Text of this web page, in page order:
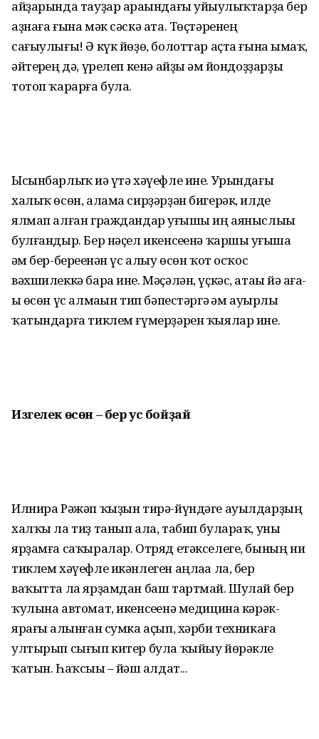
айҙарында тауҙар араһындағы уйһыулыҡ­тарҙа бер
аҙнаға ғына мәк сәскә ата. Төҫтәренең
сағыулығы! Ә күк йөҙө, болоттар аҫта ғына һымаҡ,
әйтерһең дә, үрелеп кенә айҙы һәм йондоҙҙарҙы
тотоп ҡарарға була.
Ысынбарлыҡ иһә үтә хәүефле ине. Урындағы
халыҡ өсөн, алама сирҙәрҙән бигерәк, илде
ялмап алған граждандар һуғышы иң аяныслыһы
булғандыр. Бер нәҫел икенсеһенә ҡаршы һу­ғыша
һәм бер-береһенән үс алыу өсөн ҡот осҡос
вәхшилеккә бара ине. Мәҫәлән, үҫкәс, атаһы йә аға­
һы өсөн үс алмаһын тип бәпестәргә һәм ауырлы
ҡатын­дарға тиклем ғүмерҙәрен ҡыялар ине.
Изгелек өсөн –бер ус бойҙай
Илнира Рәжәп ҡыҙын тирә-йүндәге ауылдарҙың
халҡы ла тиҙ танып ала, табип булараҡ, уны
ярҙамға саҡыралар. Отряд етәкселеге, бының ни
тиклем хәүефле икәнлеген аңлаһа ла, бер
ваҡытта ла ярҙамдан баш тартмай. Шулай бер
ҡулына автомат, икенсеһенә медицина кәрәк-
ярағы һалынған сумка аҫып, хәрби техникаға
ултырып сығып китер була ҡыйыу йөрәкле
ҡатын. Һаҡсыһы – йәш һалдат...